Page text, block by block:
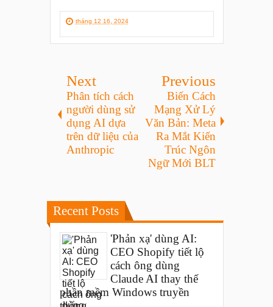
tháng 12 16, 2024
Next
Phân tích cách
người dùng sử
dụng AI dựa
trên dữ liệu của
Anthropic
Previous
Biến Cách
Mạng Xử Lý
Văn Bản: Meta
Ra Mắt Kiến
Trúc Ngôn
Ngữ Mới BLT
Recent Posts
'Phản xạ' dùng AI:
CEO Shopify tiết lộ
cách ông dùng
Claude AI thay thế
phần mềm Windows truyền